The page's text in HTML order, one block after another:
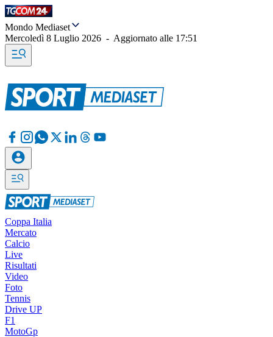
Mondo Mediaset
Mercoledì 8 Luglio 2026 - Aggiornato alle 17:51
Coppa Italia
Mercato
Calcio
Live
Risultati
Video
Foto
Tennis
Drive UP
F1
MotoGp